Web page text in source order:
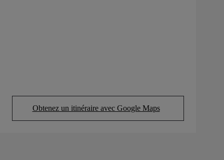
Obtenez un itinéraire avec Google Maps
(Opens in new tab)